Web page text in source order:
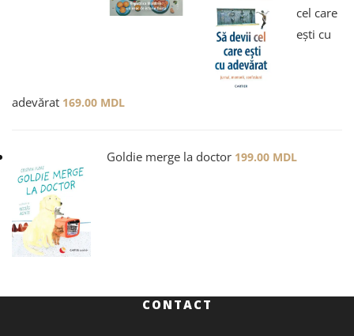
cel care
ești cu
adevărat 169.00 MDL
Goldie merge la doctor 199.00 MDL
CONTACT